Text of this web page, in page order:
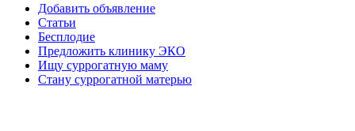
Добавить объявление
Статьи
Бесплодие
Предложить клинику ЭКО
Ищу суррогатную маму
Стану суррогатной матерью